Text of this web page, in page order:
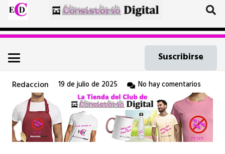
Suscribirse
Redaccion 19 de julio de 2025 No hay comentarios